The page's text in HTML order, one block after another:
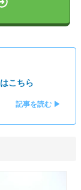
こちら
記事を読む ▶